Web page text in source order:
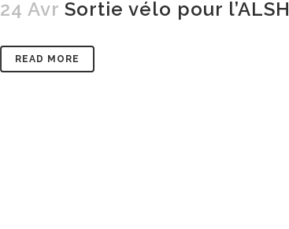
24 Avr Sortie vélo pour l’ALSH
READ MORE